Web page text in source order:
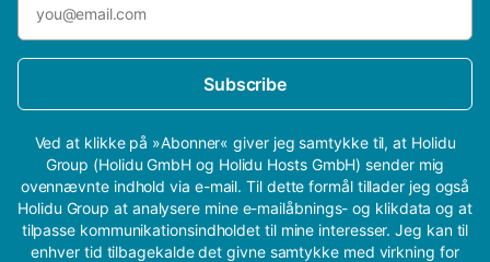
Subscribe
Ved at klikke på »Abonner« giver jeg samtykke til, at Holidu
Group (Holidu GmbH og Holidu Hosts GmbH) sender mig
ovennævnte indhold via e-mail. Til dette formål tillader jeg også
Holidu Group at analysere mine e-mailåbnings- og klikdata og at
tilpasse kommunikationsindholdet til mine interesser. Jeg kan til
enhver tid tilbagekalde det givne samtykke med virkning for